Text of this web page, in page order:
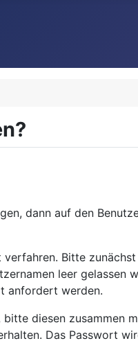
dann auf den
Bitte
leer
anfordert werden.
diesen zusammen
Das Passwort